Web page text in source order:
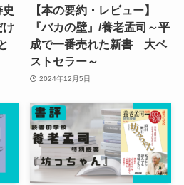
け
【本の要約・レビュー】
『バカの壁』/養老孟司～平
成で一番売れた新書 大ベ
ストセラー～
2024年12月5日